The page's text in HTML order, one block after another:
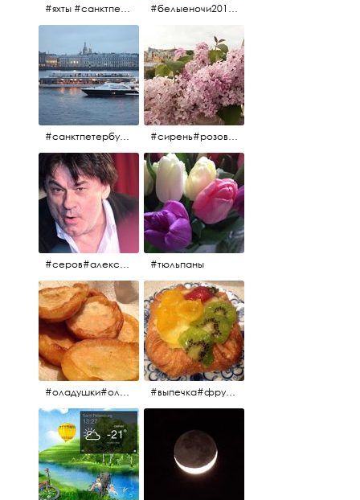
#яхты #санктпетербург #нева #белыеночи2012 #алыепаруса #алыепаруса2012#парусник#салют#фейерверк #белыеночи2012 #белыеночи #2012 #нева #санктпетербург #яхты
#санктпетербург #нева#яхты#2012 #белыеночи#белыеночи2012 #сирень#розоваясирень#натюрморт#натюрмортсцветами#2012#весна2012
#серов#александрсеров#певец#народныйартист#эстрадныйпевец#композитор#тыменялюбишь#мадонна#ялюблютебядослёз #тюльпаны
#оладушки#оладушкинакефире #оладушкисяблоками #кефир#яблоки С утра испёк, на кефире с яблоками. #выпечка#фрукты#пекарня#зима